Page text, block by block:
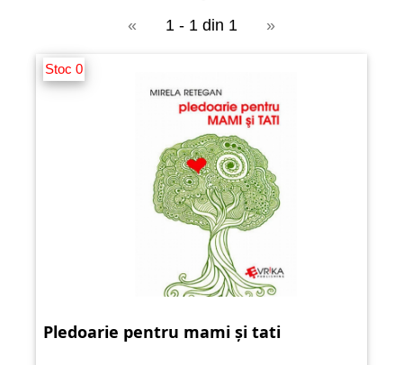
« 1 - 1 din 1 »
Stoc 0
Pledoarie pentru mami și tati